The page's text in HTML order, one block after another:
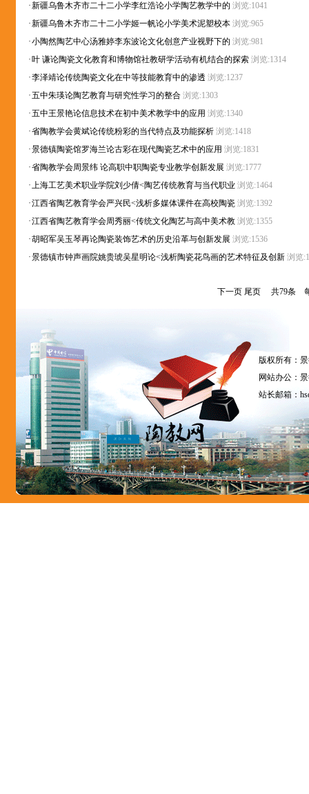
·新疆乌鲁木齐市二十二小学李红浩论小学陶艺教学中的 浏览:1041
·新疆乌鲁木齐市二十二小学姬一帆论小学美术泥塑校本 浏览:965
·小陶然陶艺中心汤雅婷李东波论文化创意产业视野下的 浏览:981
·叶 谦论陶瓷文化教育和博物馆社教研学活动有机结合的探索 浏览:1314
·李泽靖论传统陶瓷文化在中等技能教育中的渗透 浏览:1237
·五中朱瑛论陶艺教育与研究性学习的整合 浏览:1303
·五中王景艳论信息技术在初中美术教学中的应用 浏览:1340
·省陶教学会黄斌论传统粉彩的当代特点及功能探析 浏览:1418
·景德镇陶瓷馆罗海兰论古彩在现代陶瓷艺术中的应用 浏览:1831
·省陶教学会周景纬 论高职中职陶瓷专业教学创新发展 浏览:1777
·上海工艺美术职业学院刘少倩<陶艺传统教育与当代职业 浏览:1464
·江西省陶艺教育学会严兴民<浅析多媒体课件在高校陶瓷 浏览:1392
·江西省陶艺教育学会周秀丽<传统文化陶艺与高中美术教 浏览:1355
·胡昭军吴玉琴再论陶瓷装饰艺术的历史沿革与创新发展 浏览:1536
·景德镇市钟声画院姚贵琥吴星明论<浅析陶瓷花鸟画的艺术特征及创新 浏览
下一页 尾页共79条
版权所有：
网站办公：
站长邮箱：